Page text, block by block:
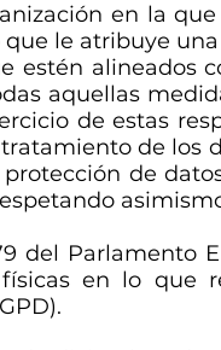
en la
le atribuye
estén alineados
aquellas
de estas
de los
de
del
en lo que